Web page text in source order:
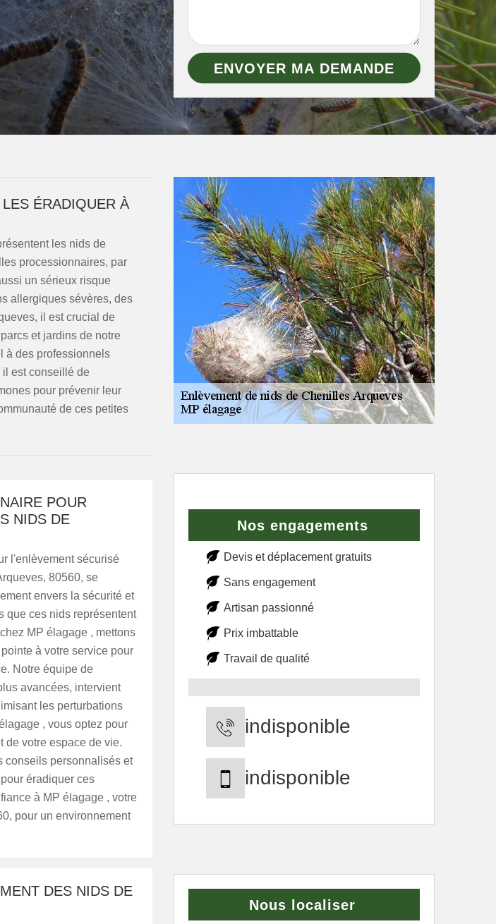
ÉRADIQUER À
les nids de
processionnaires, par
un sérieux risque
allergiques sévères, des
il est crucial de
et jardins de notre
à des professionnels
est conseillé de
pour prévenir leur
de ces petites
POUR
NIDS DE
l'enlèvement sécurisé
80560, se
envers la sécurité et
que ces nids représentent
MP élagage , mettons
à votre service pour
Notre équipe de
avancées, intervient
les perturbations
, vous optez pour
de votre espace de vie.
conseils personnalisés et
éradiquer ces
à MP élagage , votre
pour un environnement
DES NIDS DE
Nos engagements
Devis et déplacement gratuits
Sans engagement
Artisan passionné
Prix imbattable
Travail de qualité
indisponible
indisponible
Nous localiser